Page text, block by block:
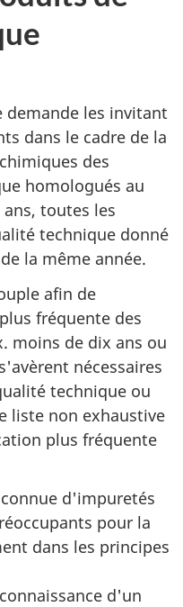
demande les invitant
dans le cadre de la
des
homologués au
toutes les
technique donné
la même année.
afin de
fréquente des
moins de dix ans ou
nécessaires
technique ou
liste non exhaustive
plus fréquente
d'impuretés
pour la
dans les principes
d'un